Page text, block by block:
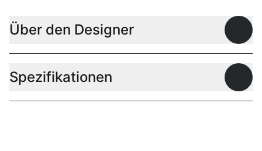
Über den Designer
Spezifikationen